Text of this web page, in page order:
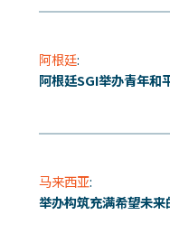
阿根廷:
阿根廷SGI举办青年和
马来西亚:
举办构筑充满希望未